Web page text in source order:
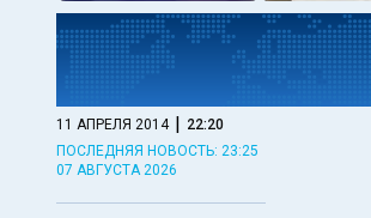
11 АПРЕЛЯ 2014 | 22:20
ПОСЛЕДНЯЯ НОВОСТЬ: 23:25
07 АВГУСТА 2026